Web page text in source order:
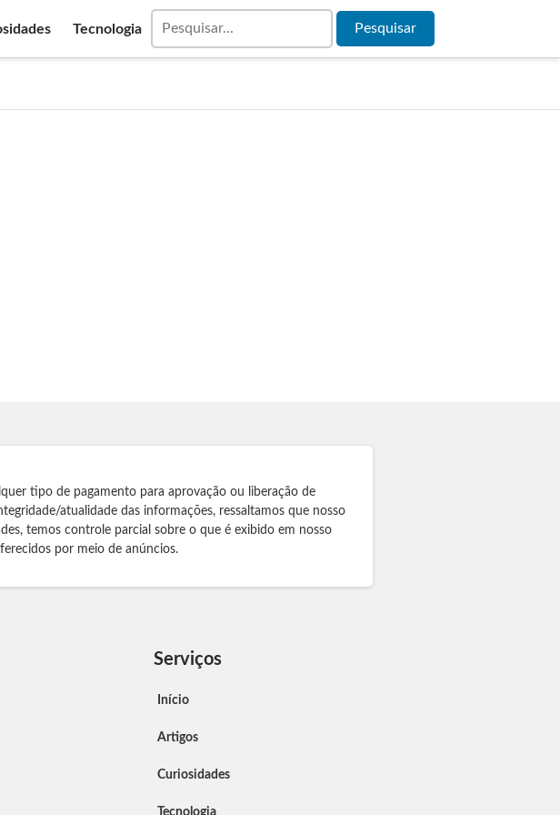
Tecnologia
tipo de pagamento para aprovação ou liberação de
atualidade das informações, ressaltamos que nosso
temos controle parcial sobre o que é exibido em nosso
por meio de anúncios.
Serviços
Início
Artigos
Curiosidades
Tecnologia